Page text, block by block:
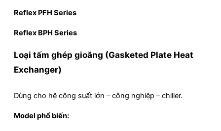
Reflex PFH Series
Reflex BPH Series
Loại tấm ghép gioăng (Gasketed Plate Heat
Exchanger)
Dùng cho hệ công suất lớn – công nghiệp – chiller.
Model phổ biến: